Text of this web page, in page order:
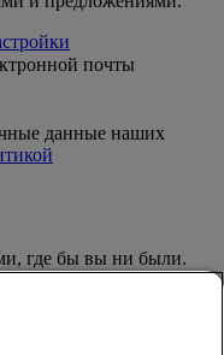
почты
данные наших
где бы вы ни были.